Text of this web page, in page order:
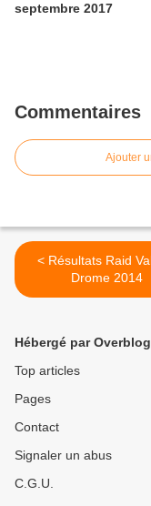
septembre 2017
Commentaires
Ajouter
< Résultats Raid Val-de-
Drome 2014
Hébergé par Overblog
Top articles
Pages
Contact
Signaler un abus
C.G.U.